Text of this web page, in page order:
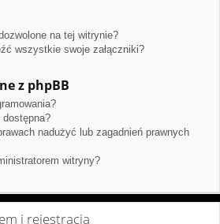
na tej witrynie?
wszystkie swoje załączniki?
z phpBB
nadużyć lub zagadnień prawnych
witryny?
i rejestracją